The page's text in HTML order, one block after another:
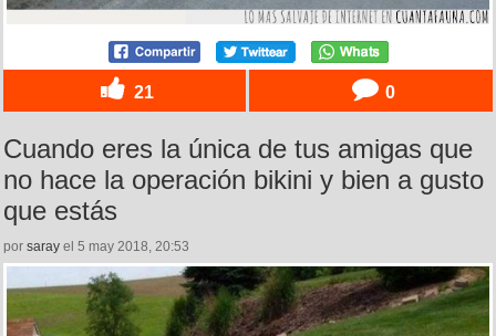
21 0
Cuando eres la única de tus amigas que
no hace la operación bikini y bien a gusto
que estás
por saray el 5 may 2018, 20:53